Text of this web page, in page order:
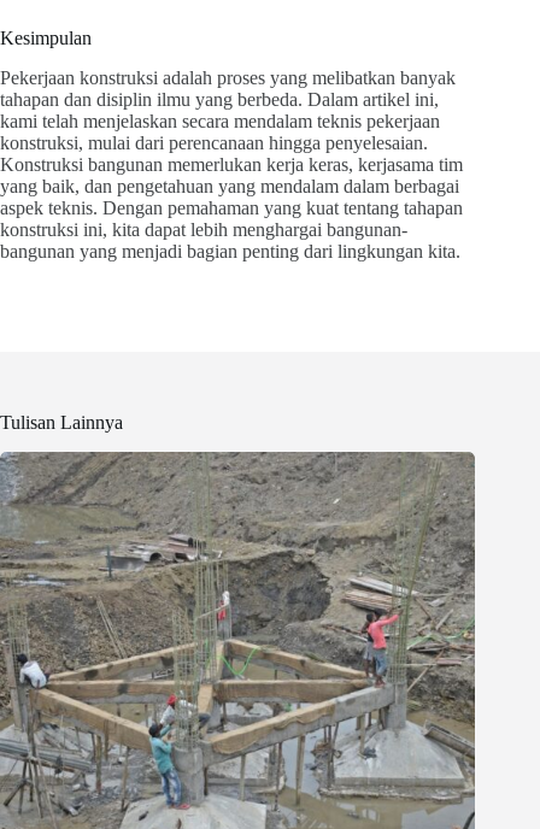
Kesimpulan
Pekerjaan konstruksi adalah proses yang melibatkan banyak
tahapan dan disiplin ilmu yang berbeda. Dalam artikel ini,
kami telah menjelaskan secara mendalam teknis pekerjaan
konstruksi, mulai dari perencanaan hingga penyelesaian.
Konstruksi bangunan memerlukan kerja keras, kerjasama tim
yang baik, dan pengetahuan yang mendalam dalam berbagai
aspek teknis. Dengan pemahaman yang kuat tentang tahapan
konstruksi ini, kita dapat lebih menghargai bangunan-
bangunan yang menjadi bagian penting dari lingkungan kita.
Tulisan Lainnya